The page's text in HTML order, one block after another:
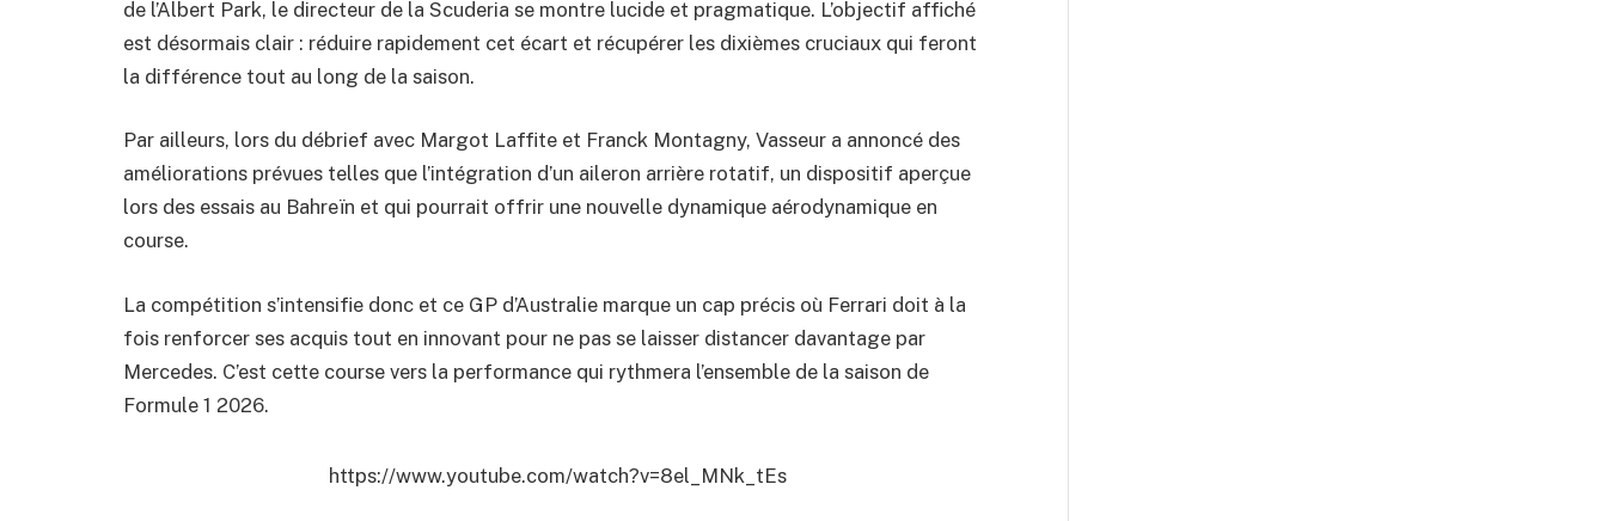
de l’Albert Park, le directeur de la Scuderia se montre lucide et pragmatique. L’objectif affiché
est désormais clair : réduire rapidement cet écart et récupérer les dixièmes cruciaux qui feront
la différence tout au long de la saison.
Par ailleurs, lors du débrief avec Margot Laffite et Franck Montagny, Vasseur a annoncé des
améliorations prévues telles que l’intégration d’un aileron arrière rotatif, un dispositif aperçue
lors des essais au Bahreïn et qui pourrait offrir une nouvelle dynamique aérodynamique en
course.
La compétition s’intensifie donc et ce GP d’Australie marque un cap précis où Ferrari doit à la
fois renforcer ses acquis tout en innovant pour ne pas se laisser distancer davantage par
Mercedes. C’est cette course vers la performance qui rythmera l’ensemble de la saison de
Formule 1 2026.
https://www.youtube.com/watch?v=8el_MNk_tEs